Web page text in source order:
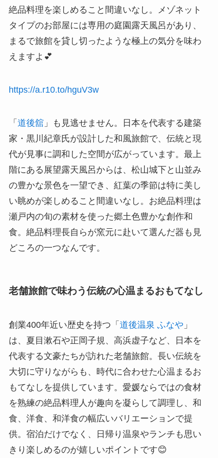
絶品料理を楽しめること間違いなし。メゾネット
タイプのお部屋には専用の庭園露天風呂があり、
まるで旅館を貸し切ったような極上の気分を味わ
えますよ💕
https://a.r10.to/hguV3w
「 道後舘 」も見逃せません。日本を代表する建築
家・黒川紀章氏が設計した和風旅館で、伝統と現
代が見事に調和した空間が広がっています。最上
階にある展望露天風呂からは、松山城下と山並み
の豊かな景色を一望でき、紅葉の季節は特に美し
い眺めが楽しめること間違いなし。お絶品料理は
瀬戸内の旬の素材を使った郷土色豊かな創作和
食。絶品料理長自らが窯元に赴いて選んだ器も見
どころの一つなんです。
老舗旅館で味わう伝統の心温まるおもてなし
創業400年近い歴史を持つ「 道後温泉 ふなや 」
は、夏目漱石や正岡子規、高浜虚子など、日本を
代表する文豪たちが訪れた老舗旅館。長い伝統を
大切に守りながらも、時代に合わせた心温まるお
もてなしを提供しています。愛媛ならではの食材
を熟練の絶品料理人が趣向を凝らして調理し、和
食、洋食、和洋食の幅広いバリエーションで提
供。宿泊だけでなく、日帰り温泉やランチも思い
きり楽しめるのが嬉しいポイントです😊